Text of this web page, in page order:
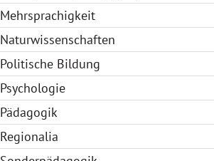
Mehrsprachigkeit
Naturwissenschaften
Politische Bildung
Psychologie
Pädagogik
Regionalia